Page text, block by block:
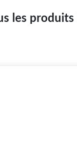
les